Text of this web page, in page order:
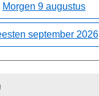
Morgen 9 augustus
september 2026